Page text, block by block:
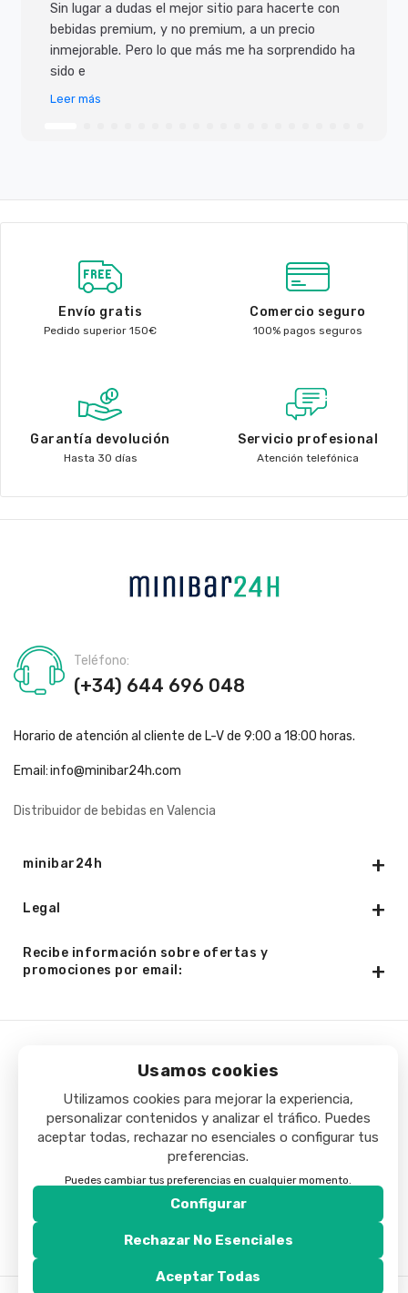
Usamos cookies
Utilizamos cookies para mejorar la experiencia,
personalizar contenidos y analizar el tráfico. Puedes
aceptar todas, rechazar no esenciales o configurar tus
preferencias.
Puedes cambiar tus preferencias en cualquier momento.
Configurar
Rechazar No Esenciales
Aceptar Todas
Sin lugar a dudas el mejor sitio para hacerte con
bebidas premium, y no premium, a un precio
inmejorable. Pero lo que más me ha sorprendido ha
sido e
Leer más
Envío gratis
Pedido superior 150€
Comercio seguro
100% pagos seguros
Garantía devolución
Hasta 30 días
Servicio profesional
Atención telefónica
Teléfono:
(+34) 644 696 048
Horario de atención al cliente de L-V de 9:00 a 18:00 horas.
Email:info@minibar24h.com
Distribuidor de bebidas en Valencia
minibar24h
Legal
Recibe información sobre ofertas y
promociones por email:
Copyright © 2025 - Minibar24h.com. Todos los derechos
reservados.